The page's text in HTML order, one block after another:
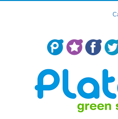
Centro Concertado en Málaga: